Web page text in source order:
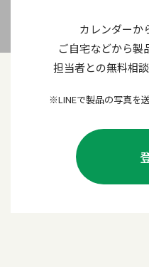
カレンダーか
ご自宅などから製
担当者との無料相
※LINEで製品の写真を